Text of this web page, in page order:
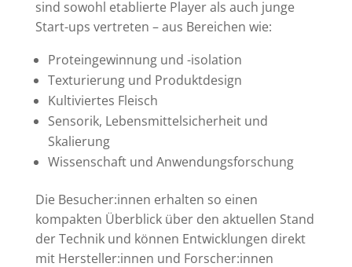
sind sowohl etablierte Player als auch junge
Start-ups vertreten – aus Bereichen wie:
Proteingewinnung und -isolation
Texturierung und Produktdesign
Kultiviertes Fleisch
Sensorik, Lebensmittelsicherheit und
Skalierung
Wissenschaft und Anwendungsforschung
Die Besucher:innen erhalten so einen
kompakten Überblick über den aktuellen Stand
der Technik und können Entwicklungen direkt
mit Hersteller:innen und Forscher:innen